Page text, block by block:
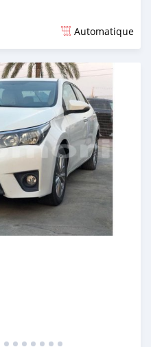
Automatique